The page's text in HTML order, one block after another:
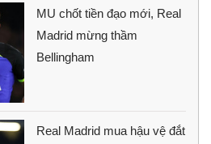
MU chốt tiền đạo mới, Real
Madrid mừng thầm
Bellingham
Real Madrid mua hậu vệ đắt